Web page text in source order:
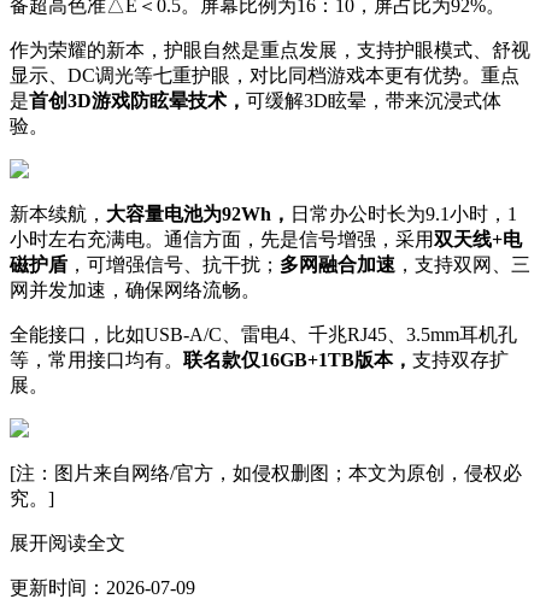
备超高色准△E＜0.5。屏幕比例为16：10，屏占比为92%。
作为荣耀的新本，护眼自然是重点发展，支持护眼模式、舒视
显示、DC调光等七重护眼，对比同档游戏本更有优势。重点
是首创3D游戏防眩晕技术， 可缓解3D眩晕，带来沉浸式体
验。
新本续航， 大容量电池为92Wh， 日常办公时长为9.1小时，1
小时左右充满电。通信方面，先是信号增强，采用双天线+电
磁护盾 ，可增强信号、抗干扰； 多网融合加速 ，支持双网、三
网并发加速，确保网络流畅。
全能接口，比如USB-A/C、雷电4、千兆RJ45、3.5mm耳机孔
等，常用接口均有。 联名款仅16GB+1TB版本， 支持双存扩
展。
[注：图片来自网络/官方，如侵权删图；本文为原创，侵权必
究。]
展开阅读全文
更新时间：2026-07-09